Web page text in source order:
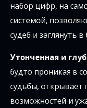
набор цифр, на
системой,
судеб и заглянуть
Утонченная и
будто проникая в
судьбы, открывает
возможностей и